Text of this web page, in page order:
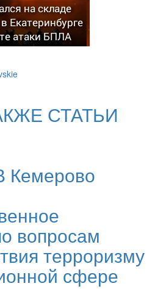
на складе
Екатеринбурге
атаки БПЛА
СТАТЬИ
Кемерово
вопросам
терроризму
сфере